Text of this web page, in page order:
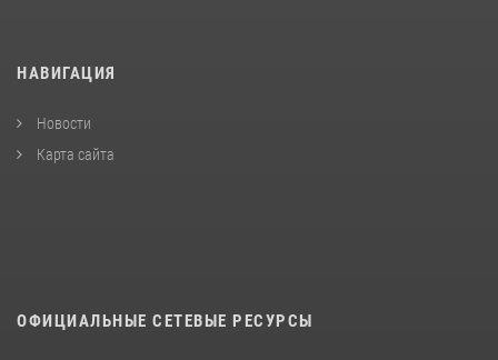
НАВИГАЦИЯ
Новости
Карта сайта
ОФИЦИАЛЬНЫЕ СЕТЕВЫЕ РЕСУРСЫ